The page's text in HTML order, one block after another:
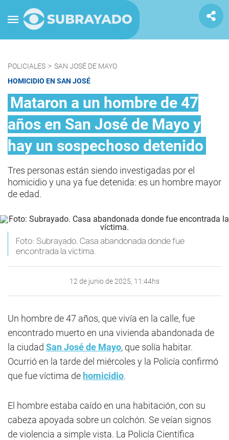
POLICIALES > SAN JOSÉ DE MAYO
HOMICIDIO EN SAN JOSÉ
Mataron a un hombre de 47
años en San José de Mayo y
hay un sospechoso detenido
Tres personas están siendo investigadas por el
homicidio y una ya fue detenida: es un hombre mayor
de edad.
Foto: Subrayado. Casa abandonada donde fue
encontrada la víctima.
12 de junio de 2025, 11:44hs
Un hombre de 47 años, que vivía en la calle, fue
encontrado muerto en una vivienda abandonada de
la ciudad San José de Mayo, que solía habitar.
Ocurrió en la tarde del miércoles y la Policía confirmó
que fue víctima de homicidio.
El hombre estaba caído en una habitación, con su
cabeza apoyada sobre un colchón. Se veían signos
de violencia a simple vista. La Policía Científica